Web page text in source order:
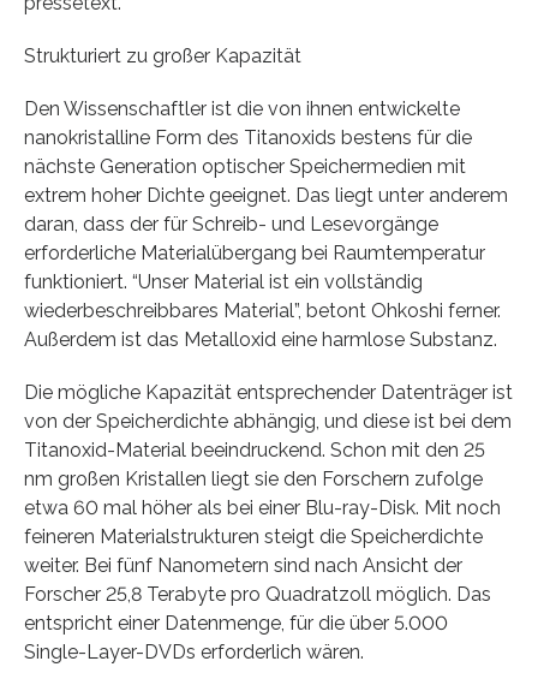
Strukturiert zu großer Kapazität
Den Wissenschaftler ist die von ihnen entwickelte
nanokristalline Form des Titanoxids bestens für die
nächste Generation optischer Speichermedien mit
extrem hoher Dichte geeignet. Das liegt unter anderem
daran, dass der für Schreib- und Lesevorgänge
erforderliche Materialübergang bei Raumtemperatur
funktioniert. “Unser Material ist ein vollständig
wiederbeschreibbares Material”, betont Ohkoshi ferner.
Außerdem ist das Metalloxid eine harmlose Substanz.
Die mögliche Kapazität entsprechender Datenträger ist
von der Speicherdichte abhängig, und diese ist bei dem
Titanoxid-Material beeindruckend. Schon mit den 25
nm großen Kristallen liegt sie den Forschern zufolge
etwa 60 mal höher als bei einer Blu-ray-Disk. Mit noch
feineren Materialstrukturen steigt die Speicherdichte
weiter. Bei fünf Nanometern sind nach Ansicht der
Forscher 25,8 Terabyte pro Quadratzoll möglich. Das
entspricht einer Datenmenge, für die über 5.000
Single-Layer-DVDs erforderlich wären.